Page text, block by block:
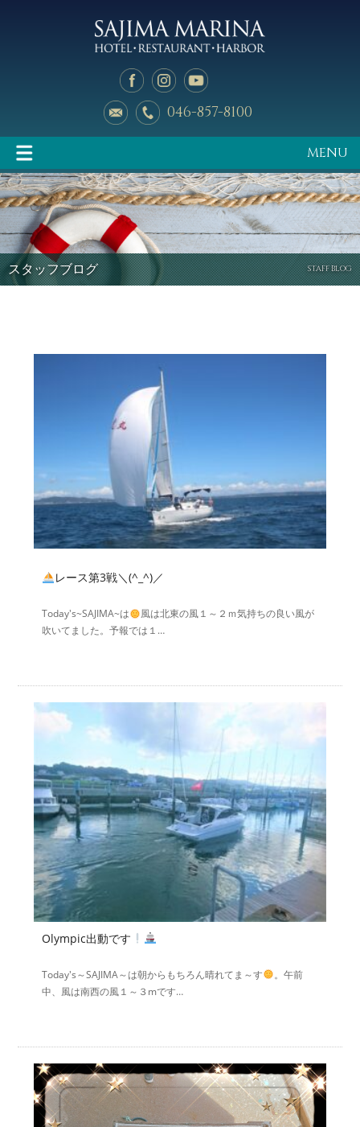
046-857-8100
MENU
イベント情報 マリーナのご案内
スタッフブログ
マリーナオーナー様
STAFF BLOG
スタッフブログ
レース第3戦＼(^_^)／
Today's~SAJIMA~は
風は北東の風１～２ｍ気持ちの良い風が
吹いてました。予報では１…
Olympic出動です
Today's～SAJIMA～は朝からもちろん晴れてま～す
。午前
中、風は南西の風１～３mです…